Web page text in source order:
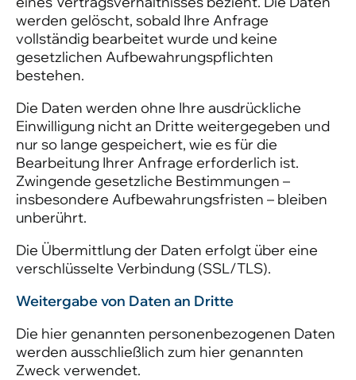
werden gelöscht, sobald Ihre Anfrage
vollständig bearbeitet wurde und keine
gesetzlichen Aufbewahrungspflichten
bestehen.
Die Daten werden ohne Ihre ausdrückliche
Einwilligung nicht an Dritte weitergegeben und
nur so lange gespeichert, wie es für die
Bearbeitung Ihrer Anfrage erforderlich ist.
Zwingende gesetzliche Bestimmungen –
insbesondere Aufbewahrungsfristen – bleiben
unberührt.
Die Übermittlung der Daten erfolgt über eine
verschlüsselte Verbindung (SSL/TLS).
Weitergabe von Daten an Dritte
Die hier genannten personenbezogenen Daten
werden ausschließlich zum hier genannten
Zweck verwendet.